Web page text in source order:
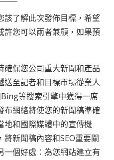
該了解此次發佈目標，希望
許您可以兩者兼顧，如果預
確保您公司重大新聞和產品
送至記者和目標市場從業人
等搜索引擎中獲得一席
布網絡將使您的新聞稿準確
地和國際媒體中的宣傳機
新聞稿內容和SEO重要關
一個好處：為您網站建立有